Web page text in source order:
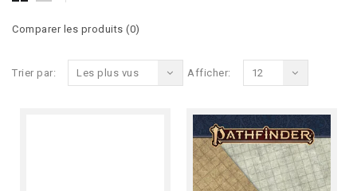
Comparer les produits (0)
Trier par: Les plus vus Afficher: 12